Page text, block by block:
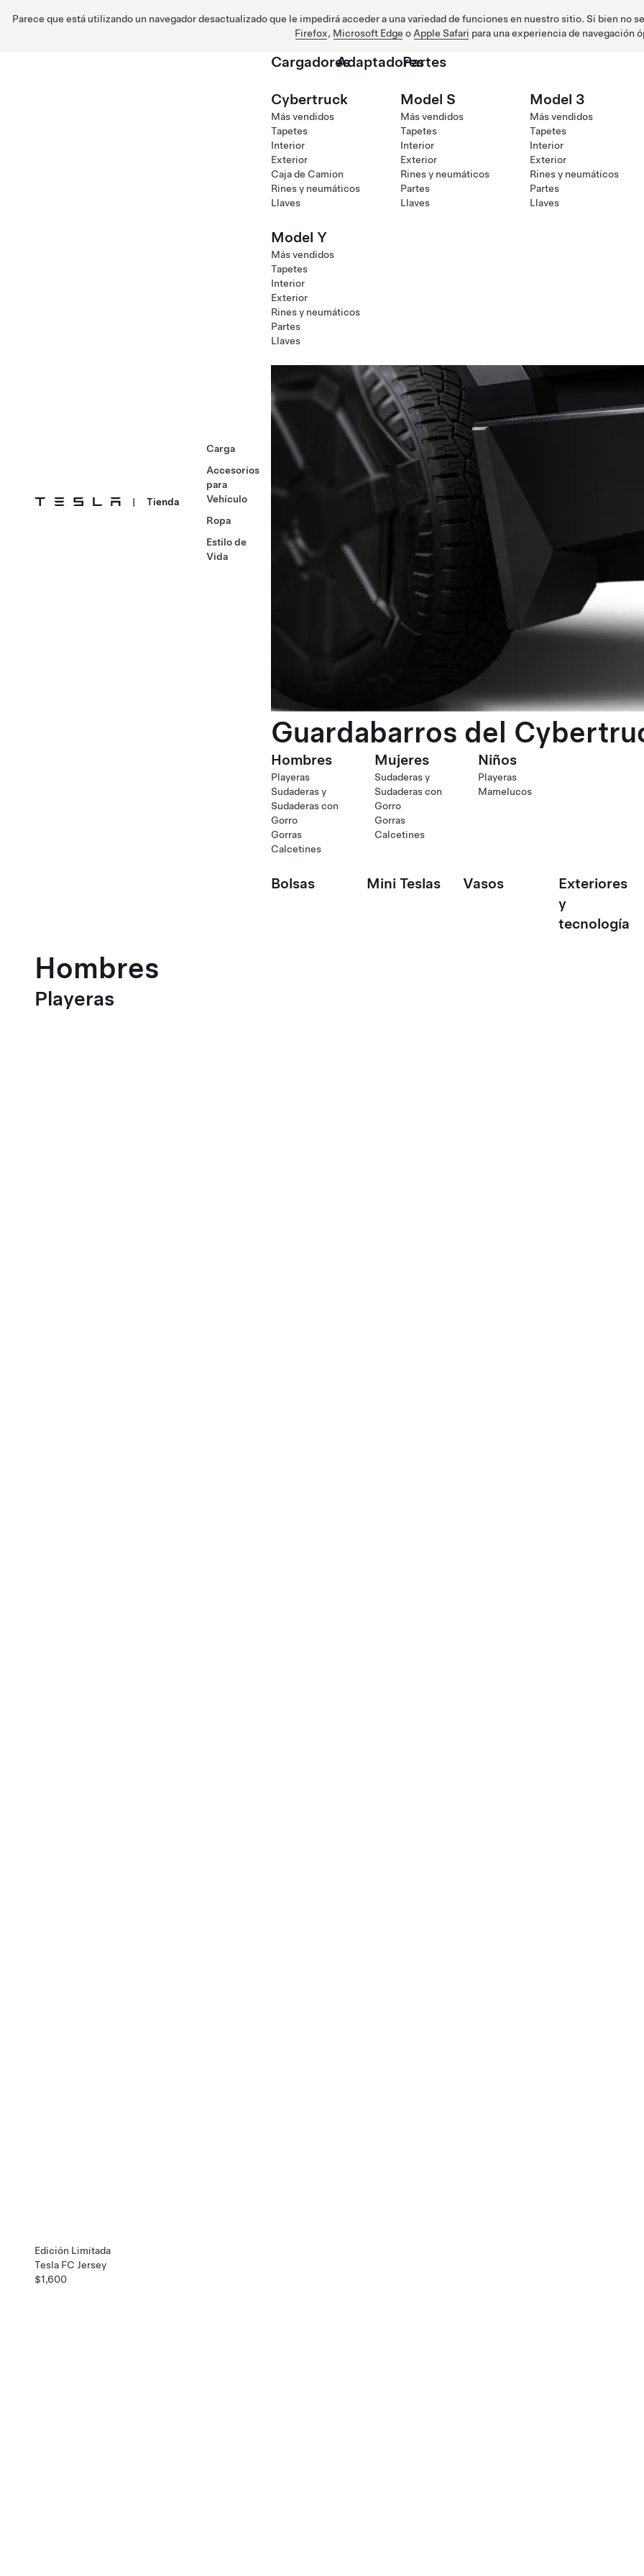
Parece que está utilizando un navegador desactualizado que le impedirá acceder a una variedad de funciones en nuestro sitio. Si bien no
Firefox, Microsoft Edge o Apple Safari para una experiencia de navegación
| Tienda
Carga
Accesorios
para
Vehículo
Ropa
Estilo de
Vida
CargadoresAdaptadoresPartes
Cybertruck
Más vendidos
Tapetes
Interior
Exterior
Caja de Camion
Rines y neumáticos
Llaves
Model S
Más vendidos
Tapetes
Interior
Exterior
Rines y neumáticos
Partes
Llaves
Model 3
Más vendidos
Tapetes
Interior
Exterior
Rines y neumáticos
Partes
Llaves
Model Y
Más vendidos
Tapetes
Interior
Exterior
Rines y neumáticos
Partes
Llaves
Guardabarros del
Hombres
Playeras
Sudaderas y
Sudaderas con
Gorro
Gorras
Calcetines
Mujeres
Sudaderas y
Sudaderas con
Gorro
Gorras
Calcetines
Niños
Playeras
Mamelucos
Bolsas Mini Teslas Vasos
Exteriores
y
tecnología
Hombres
Playeras
Edición Limitada
Tesla FC Jersey
$1,600